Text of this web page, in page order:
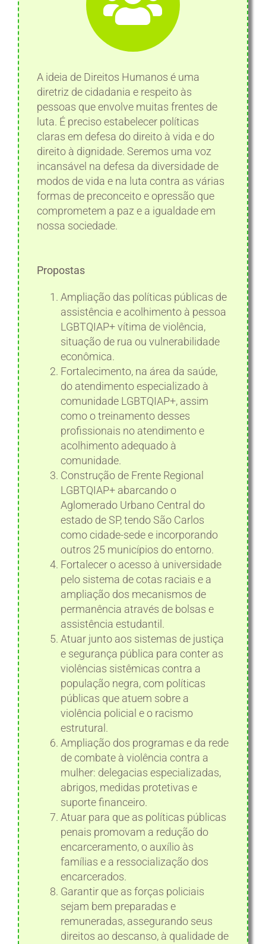
A ideia de Direitos Humanos é uma
diretriz de cidadania e respeito às
pessoas que envolve muitas frentes de
luta. É preciso estabelecer políticas
claras em defesa do direito à vida e do
direito à dignidade. Seremos uma voz
incansável na defesa da diversidade de
modos de vida e na luta contra as várias
formas de preconceito e opressão que
comprometem a paz e a igualdade em
nossa sociedade.
Propostas
Ampliação das políticas públicas de
assistência e acolhimento à pessoa
LGBTQIAP+ vítima de violência,
situação de rua ou vulnerabilidade
econômica.
Fortalecimento, na área da saúde,
do atendimento especializado à
comunidade LGBTQIAP+, assim
como o treinamento desses
profissionais no atendimento e
acolhimento adequado à
comunidade.
Construção de Frente Regional
LGBTQIAP+ abarcando o
Aglomerado Urbano Central do
estado de SP, tendo São Carlos
como cidade-sede e incorporando
outros 25 municípios do entorno.
Fortalecer o acesso à universidade
pelo sistema de cotas raciais e a
ampliação dos mecanismos de
permanência através de bolsas e
assistência estudantil.
Atuar junto aos sistemas de justiça
e segurança pública para conter as
violências sistêmicas contra a
população negra, com políticas
públicas que atuem sobre a
violência policial e o racismo
estrutural.
Ampliação dos programas e da rede
de combate à violência contra a
mulher: delegacias especializadas,
abrigos, medidas protetivas e
suporte financeiro.
Atuar para que as políticas públicas
penais promovam a redução do
encarceramento, o auxílio às
famílias e a ressocialização dos
encarcerados.
Garantir que as forças policiais
sejam bem preparadas e
remuneradas, assegurando seus
direitos ao descanso, à qualidade de